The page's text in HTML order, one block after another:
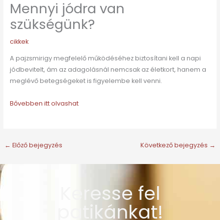
Mennyi jódra van
szükségünk?
cikkek
A pajzsmirigy megfelelő működéséhez biztosítani kell a napi
jódbevitelt, ám az adagolásnál nemcsak az életkort, hanem a
meglévő betegségeket is figyelembe kell venni.
Bővebben itt olvashat
← Előző bejegyzés Következő bejegyzés →
Keresse fel
patikánkat!